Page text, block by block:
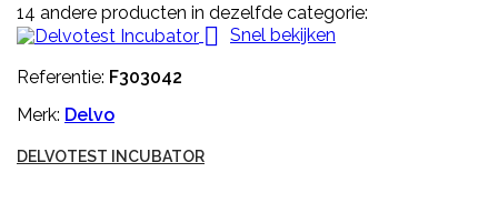
14 andere producten in dezelfde categorie:
 Snel bekijken
Referentie: F303042
Merk: Delvo
DELVOTEST INCUBATOR